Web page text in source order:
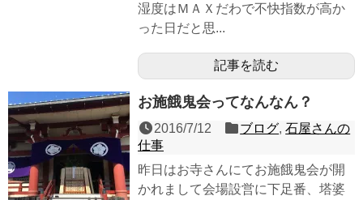
湿度はＭＡＸだわで不快指数が高か
った日だと思...
記事を読む
お施餓鬼会ってなんなん？
2016/7/12 ブログ,石屋さんの
仕事
昨日はお寺さんにてお施餓鬼会が開
かれまして会場設営に下足番、塔婆